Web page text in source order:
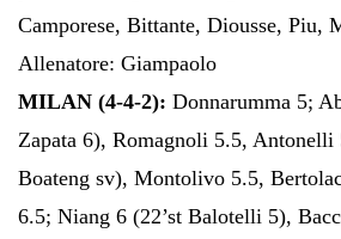
Camporese, Bittante, Diousse, Piu,
Allenatore: Giampaolo
MILAN (4-4-2): Donnarumma 5;
Zapata 6), Romagnoli 5.5, Antonelli
Boateng sv), Montolivo 5.5,
6.5; Niang 6 (22’st Balotelli 5),